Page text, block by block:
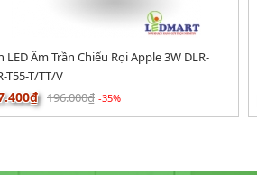
LED Âm Trần Chiếu Rọi Apple 3W DLR-
T55-T/TT/V
196.000₫ -35%